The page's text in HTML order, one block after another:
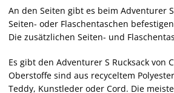
An den Seiten gibt es beim Adventurer
Seiten- oder Flaschentaschen
Die zusätzlichen Seiten- und
Es gibt den Adventurer S Rucksack von
Oberstoffe sind aus recyceltem
Teddy, Kunstleder oder Cord. Die